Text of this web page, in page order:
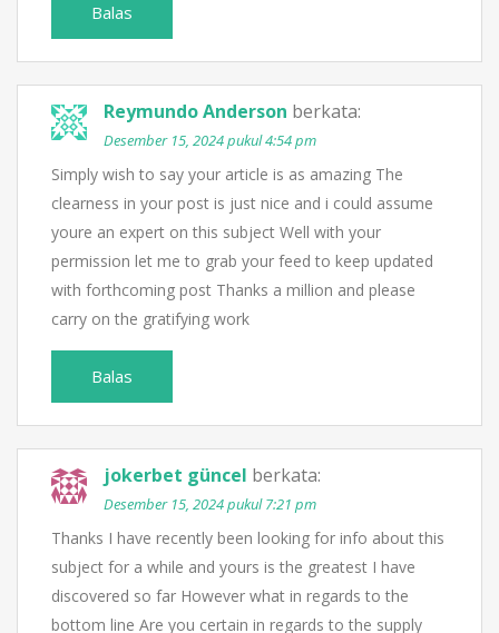
Balas
Reymundo Anderson berkata:
Desember 15, 2024 pukul 4:54 pm
Simply wish to say your article is as amazing The
clearness in your post is just nice and i could assume
youre an expert on this subject Well with your
permission let me to grab your feed to keep updated
with forthcoming post Thanks a million and please
carry on the gratifying work
Balas
jokerbet güncel berkata:
Desember 15, 2024 pukul 7:21 pm
Thanks I have recently been looking for info about this
subject for a while and yours is the greatest I have
discovered so far However what in regards to the
bottom line Are you certain in regards to the supply